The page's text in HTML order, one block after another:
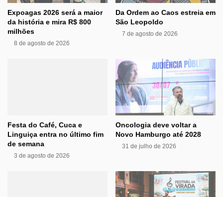
Expoagas 2026 será a maior
da história e mira R$ 800
milhões
8 de agosto de 2026
Da Ordem ao Caos estreia em
São Leopoldo
7 de agosto de 2026
Festa do Café, Cuca e
Linguiça entra no último fim
de semana
3 de agosto de 2026
Oncologia deve voltar a
Novo Hamburgo até 2028
31 de julho de 2026